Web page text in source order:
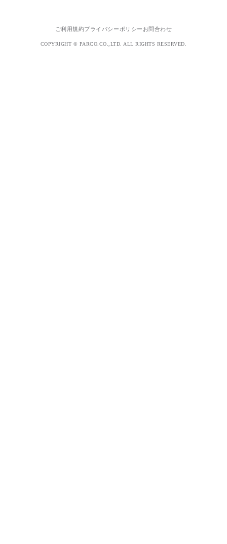
ご利用規約プライバシーポリシー お問合わせ
COPYRIGHT © PARCO.CO.,LTD. ALL RIGHTS RESERVED.